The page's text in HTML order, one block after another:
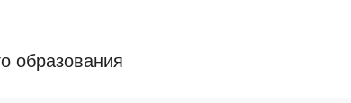
образования